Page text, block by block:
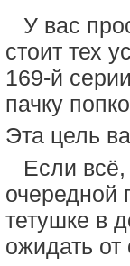
У вас
стоит тех
169-й
пачку
Эта цель
Если всё,
очередной
тетушке в
ожидать